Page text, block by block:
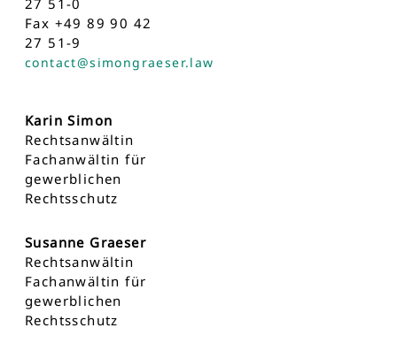
Fax +49 89 90 42
27 51-9
contact@simongraeser.law
Karin Simon
Rechtsanwältin
Fachanwältin für
gewerblichen
Rechtsschutz
Susanne Graeser
Rechtsanwältin
Fachanwältin für
gewerblichen
Rechtsschutz